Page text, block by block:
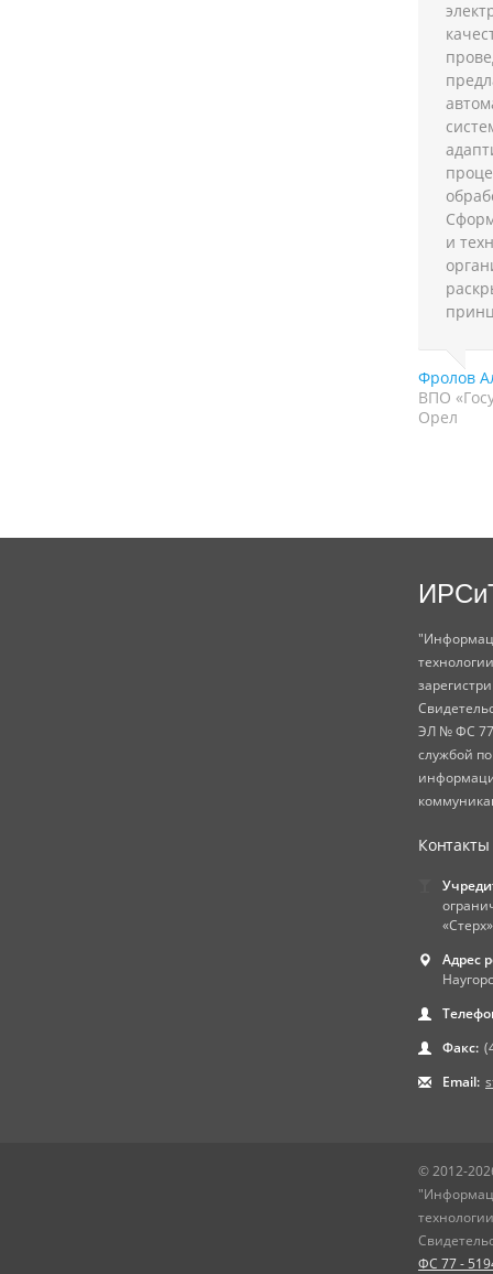
и
Фролов
ВПО
Орел
ЭЛ № ФС 77
службой
Контакты
Адрес
Факс:
Email:
© 2012-
ФС 77 -